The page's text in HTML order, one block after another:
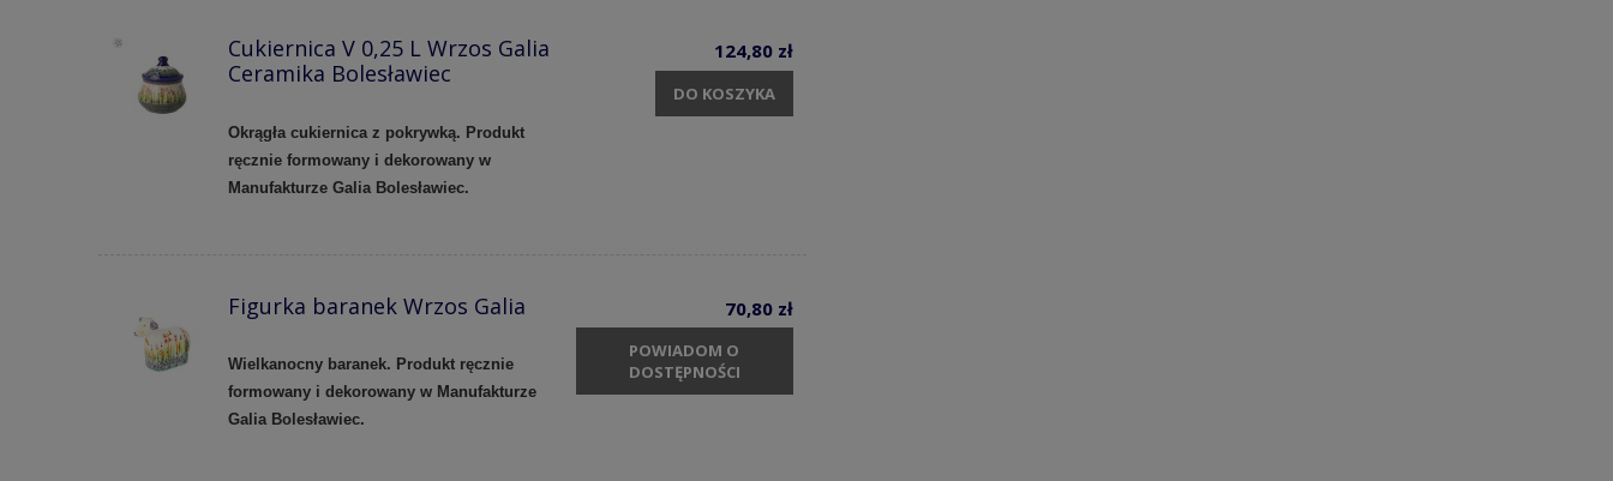
Cukiernica V 0,25 L Wrzos Galia
Ceramika Bolesławiec
Okrągła cukiernica z pokrywką. Produkt
ręcznie formowany i dekorowany w
Manufakturze Galia Bolesławiec.
124,80 zł
DO KOSZYKA
Figurka baranek Wrzos Galia
Wielkanocny baranek. Produkt ręcznie
formowany i dekorowany w Manufakturze
Galia Bolesławiec.
70,80 zł
POWIADOM O
DOSTĘPNOŚCI